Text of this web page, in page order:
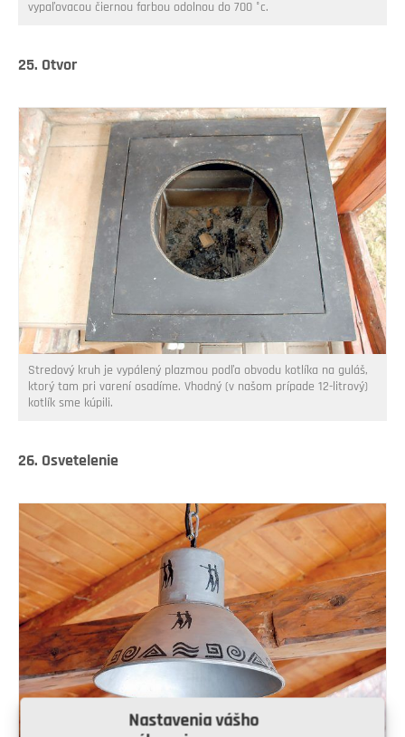
Nastavenia vášho
vypaľovacou čiernou farbou odolnou do 700 °c.
25. Otvor
Stredový kruh je vypálený plazmou podľa obvodu kotlíka na guláš,
ktorý tam pri varení osadíme. Vhodný (v našom prípade 12-litrový)
kotlík sme kúpili.
26. Osvetelenie